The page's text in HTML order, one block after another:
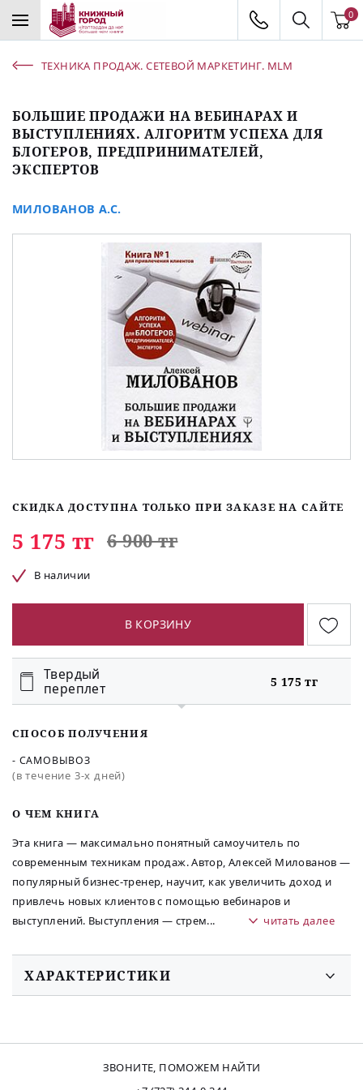
0
ТЕХНИКА ПРОДАЖ. СЕТЕВОЙ МАРКЕТИНГ. MLM
БОЛЬШИЕ ПРОДАЖИ НА ВЕБИНАРАХ И
ВЫСТУПЛЕНИЯХ. АЛГОРИТМ УСПЕХА ДЛЯ
БЛОГЕРОВ, ПРЕДПРИНИМАТЕЛЕЙ,
ЭКСПЕРТОВ
МИЛОВАНОВ А.С.
O ЧЕМ КНИГА
Эта книга — максимально понятный самоучитель по
современным техникам продаж. Автор, Алексей Милованов —
популярный бизнес-тренер, научит, как увеличить доход и
привлечь новых клиентов с помощью вебинаров и
выступлений. Выступления — стрем... читать далее
СКИДКА ДОСТУПНА ТОЛЬКО ПРИ ЗАКАЗЕ НА САЙТЕ
5 175 тг 6 900 тг
В наличии
В КОРЗИНУ
Твердый
переплет
5 175 тг
СПОСОБ ПОЛУЧЕНИЯ
- САМОВЫВОЗ
(в течение 3-х дней)
ХАРАКТЕРИСТИКИ
ЗВОНИТЕ, ПОМОЖЕМ НАЙТИ